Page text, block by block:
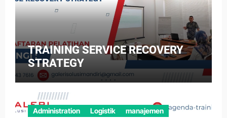
TRAINING SERVICE RECOVERY
STRATEGY
Administration Logistik manajemen